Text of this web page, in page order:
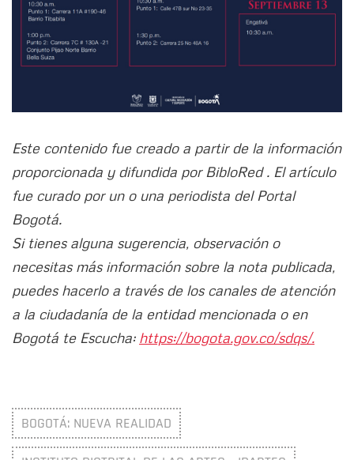
Este contenido fue creado a partir de la información
proporcionada y difundida por BibloRed . El artículo
fue curado por un o una periodista del Portal
Bogotá.
Si tienes alguna sugerencia, observación o
necesitas más información sobre la nota publicada,
puedes hacerlo a través de los canales de atención
a la ciudadanía de la entidad mencionada o en
Bogotá te Escucha: https://bogota.gov.co/sdqs/.
BOGOTÁ: NUEVA REALIDAD